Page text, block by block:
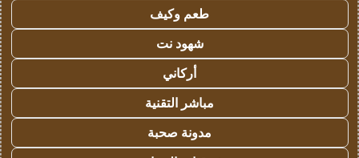
طعم وكيف
شهود نت
أركاني
مباشر التقنية
مدونة صحبة